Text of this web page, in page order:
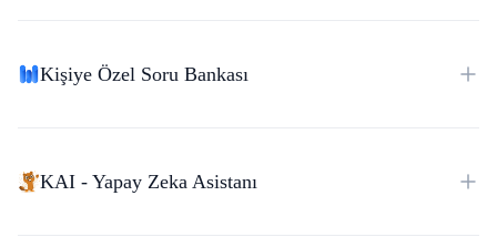
Kişiye Özel Soru Bankası
KAI - Yapay Zeka Asistanı